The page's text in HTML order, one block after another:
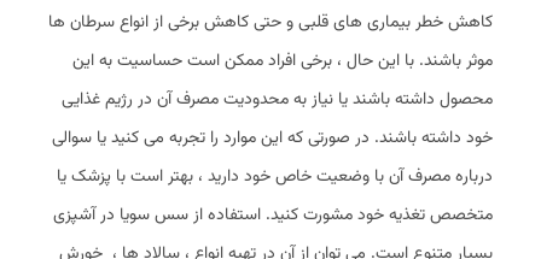
کاهش خطر بیماری ‌های قلبی و حتی کاهش برخی از انواع سرطان ‌ها
موثر باشند. با این حال ، برخی افراد ممکن است حساسیت به این
محصول داشته باشند یا نیاز به محدودیت مصرف آن در رژیم غذایی
خود داشته باشند. در صورتی که این موارد را تجربه می‌ کنید یا سوالی
درباره مصرف آن با وضعیت خاص خود دارید ، بهتر است با پزشک یا
متخصص تغذیه خود مشورت کنید. استفاده از سس سویا در آشپزی